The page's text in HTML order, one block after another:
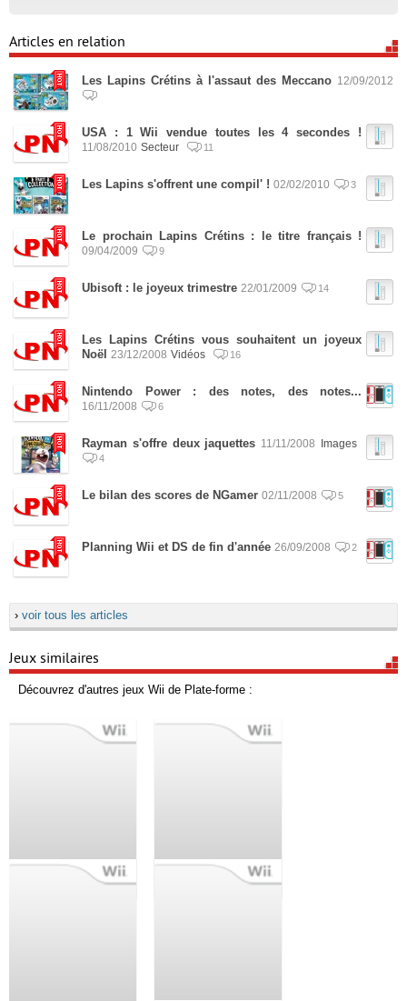
Articles en relation
Les Lapins Crétins à l'assaut des Meccano 12/09/2012
USA : 1 Wii vendue toutes les 4 secondes !
11/08/2010 Secteur 11
Les Lapins s'offrent une compil' ! 02/02/2010 3
Le prochain Lapins Crétins : le titre français !
09/04/2009 9
Ubisoft : le joyeux trimestre 22/01/2009 14
Les Lapins Crétins vous souhaitent un joyeux
Noël
23/12/2008 Vidéos 16
Nintendo Power : des notes, des notes...
16/11/2008 6
Rayman s'offre deux jaquettes 11/11/2008 Images
4
Le bilan des scores de NGamer 02/11/2008 5
Planning Wii et DS de fin d'année 26/09/2008 2
› voir tous les articles
Jeux similaires
Découvrez d'autres jeux Wii de Plate-forme :